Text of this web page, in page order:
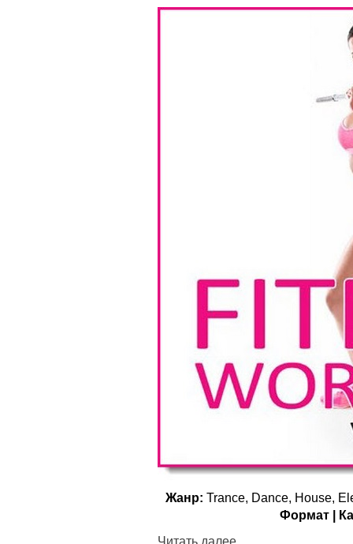
Жанр: Trance, Dance, House,
Формат |
Читать далее